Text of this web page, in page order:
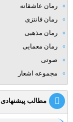
رمان عاشقانه
رمان فانتزی
رمان مذهبی
رمان معمایی
صوتی
مجموعه اشعار
مطالب پیشنهادی